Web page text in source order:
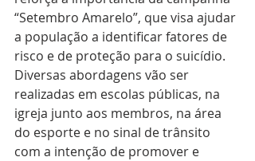
“Setembro Amarelo”, que visa ajudar
a população a identificar fatores de
risco e de proteção para o suicídio.
Diversas abordagens vão ser
realizadas em escolas públicas, na
igreja junto aos membros, na área
do esporte e no sinal de trânsito
com a intenção de promover e